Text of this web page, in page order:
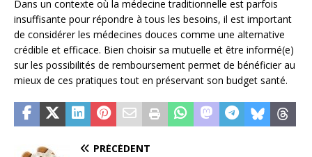
Dans un contexte où la médecine traditionnelle est parfois
insuffisante pour répondre à tous les besoins, il est important
de considérer les médecines douces comme une alternative
crédible et efficace. Bien choisir sa mutuelle et être informé(e)
sur les possibilités de remboursement permet de bénéficier au
mieux de ces pratiques tout en préservant son budget santé.
PRÉCÉDENT